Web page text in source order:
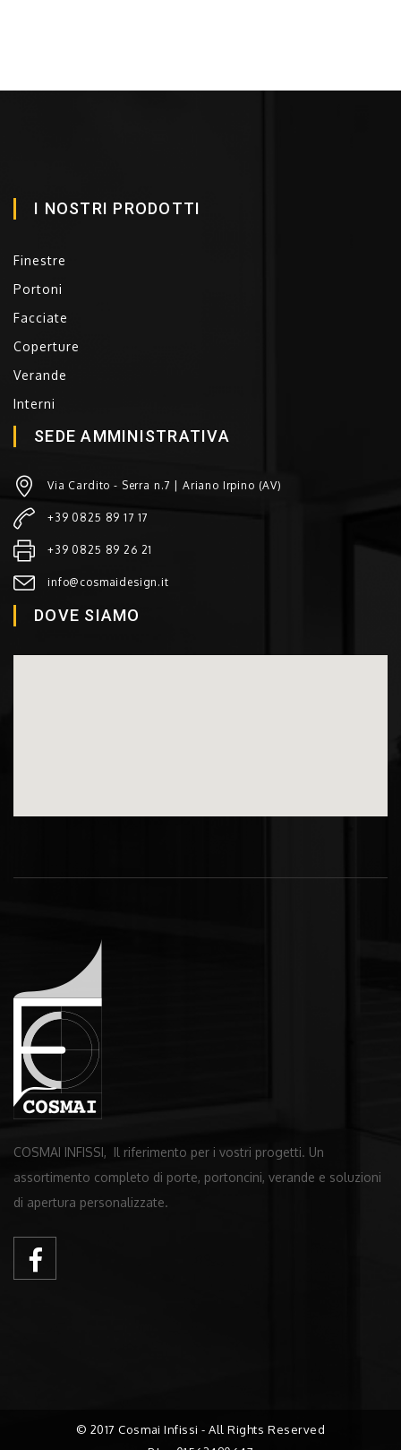
I NOSTRI PRODOTTI
Finestre
Portoni
Facciate
Coperture
Verande
Interni
SEDE AMMINISTRATIVA
Via Cardito - Serra n.7 | Ariano Irpino (AV)
+39 0825 89 17 17
+39 0825 89 26 21
info@cosmaidesign.it
DOVE SIAMO
COSMAI INFISSI, Il riferimento per i vostri progetti. Un
assortimento completo di porte, portoncini, verande e soluzioni
di apertura personalizzate.
© 2017 Cosmai Infissi - All Rights Reserved